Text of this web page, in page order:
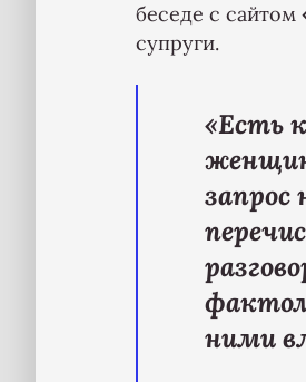
беседе с сайтом
супруги.
«Есть
запрос
ними